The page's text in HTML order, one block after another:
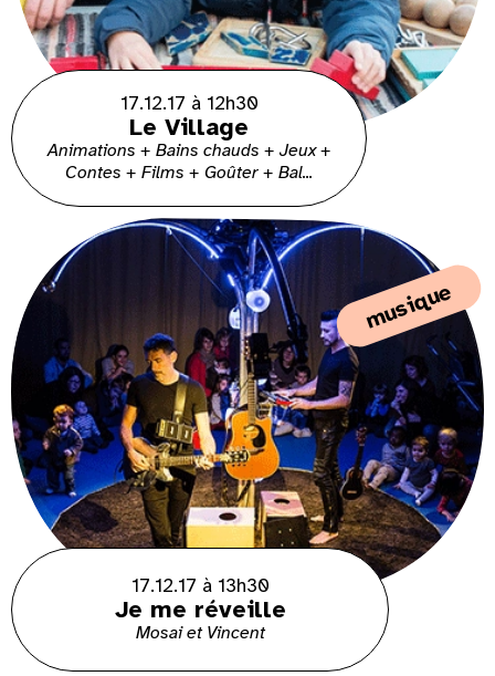
17.12.17 à 12h30
Le Village
Animations + Bains chauds + Jeux +
Contes + Films + Goûter + Bal...
musique
17.12.17 à 13h30
Je me réveille
Mosai et Vincent